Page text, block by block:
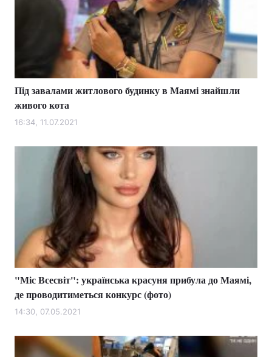
Під завалами житлового будинку в Маямі знайшли
живого кота
16:34, 11.07.2021
"Міс Всесвіт": українська красуня прибула до Маямі,
де проводитиметься конкурс (фото)
14:30, 07.05.2021